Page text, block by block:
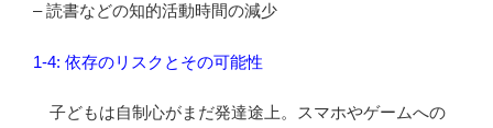
– 読書などの知的活動時間の減少
1-4: 依存のリスクとその可能性
子どもは自制心がまだ発達途上。スマホやゲームへの